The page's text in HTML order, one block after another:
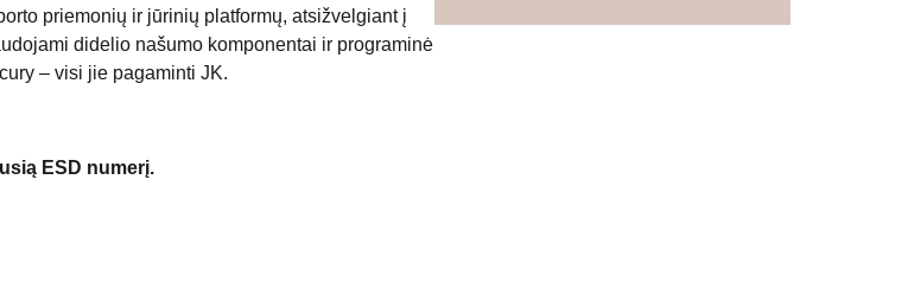
priemonių ir jūrinių platformų, atsižvelgiant į
didelio našumo komponentai ir programinė
– visi jie pagaminti JK.
ESD numerį.